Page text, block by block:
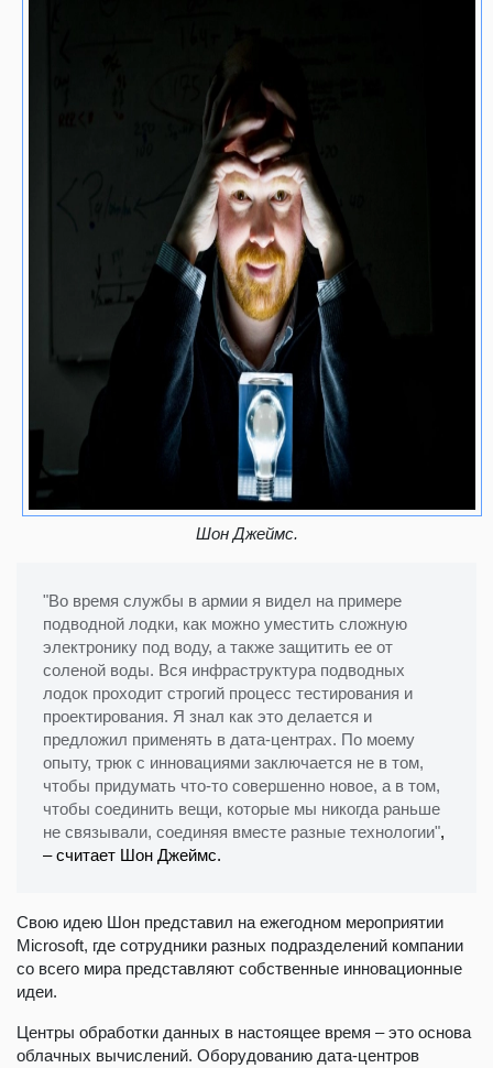
Шон Джеймс.
"Во время службы в армии я видел на примере
подводной лодки, как можно уместить сложную
электронику под воду, а также защитить ее от
соленой воды. Вся инфраструктура подводных
лодок проходит строгий процесс тестирования и
проектирования. Я знал как это делается и
предложил применять в дата-центрах. По моему
опыту, трюк с инновациями заключается не в том,
чтобы придумать что-то совершенно новое, а в том,
чтобы соединить вещи, которые мы никогда раньше
не связывали, соединяя вместе разные технологии",
– считает Шон Джеймс.
Свою идею Шон представил на ежегодном мероприятии
Microsoft, где сотрудники разных подразделений компании
со всего мира представляют собственные инновационные
идеи.
Центры обработки данных в настоящее время – это основа
облачных вычислений. Оборудованию дата-центров